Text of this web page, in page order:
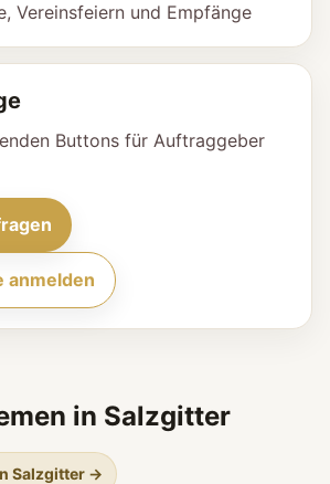
Vereinsfeiern und Empfänge
Buttons für Auftraggeber
anmelden
in Salzgitter
Salzgitter →